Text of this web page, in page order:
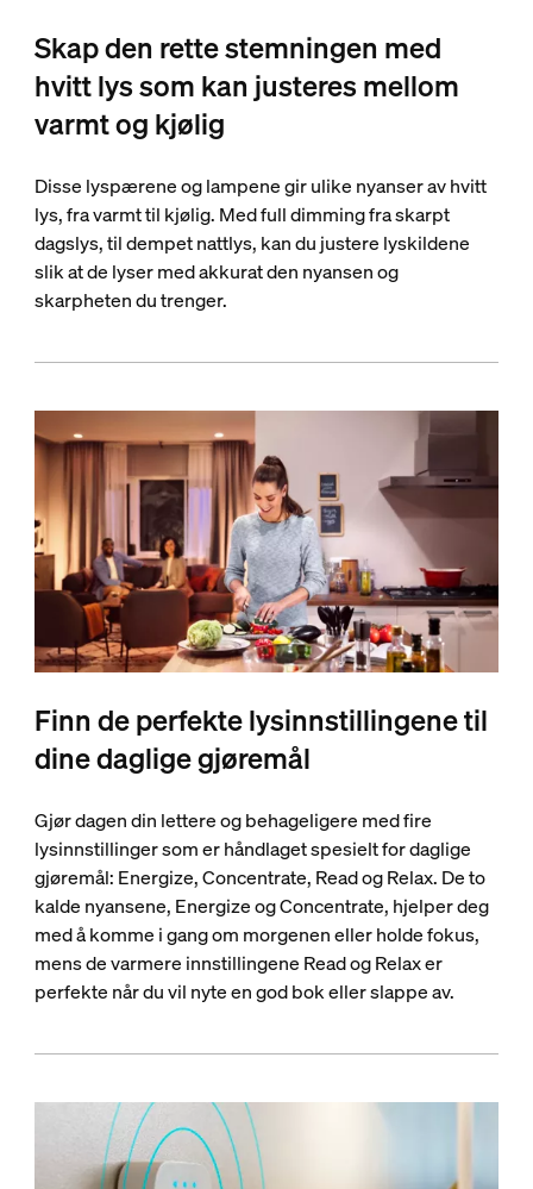
Skap den rette stemningen med
hvitt lys som kan justeres mellom
varmt og kjølig
Disse lyspærene og lampene gir ulike nyanser av hvitt
lys, fra varmt til kjølig. Med full dimming fra skarpt
dagslys, til dempet nattlys, kan du justere lyskildene
slik at de lyser med akkurat den nyansen og
skarpheten du trenger.
Finn de perfekte lysinnstillingene til
dine daglige gjøremål
Gjør dagen din lettere og behageligere med fire
lysinnstillinger som er håndlaget spesielt for daglige
gjøremål: Energize, Concentrate, Read og Relax. De to
kalde nyansene, Energize og Concentrate, hjelper deg
med å komme i gang om morgenen eller holde fokus,
mens de varmere innstillingene Read og Relax er
perfekte når du vil nyte en god bok eller slappe av.